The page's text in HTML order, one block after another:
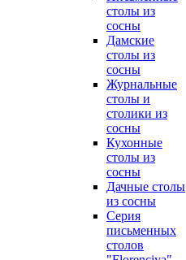
столы из
сосны
Дамские
столы из
сосны
Журнальные
столы и
столики из
сосны
Кухонные
столы из
сосны
Дачные столы
из сосны
Серия
письменных
столов